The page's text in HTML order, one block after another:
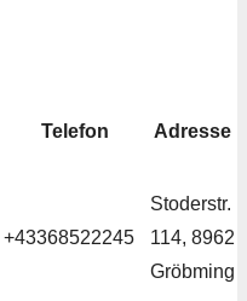
Telefon Adresse
+43368522245
Stoderstr.
114, 8962
Gröbming